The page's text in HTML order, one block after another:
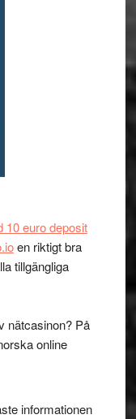
10 euro deposit
en riktigt bra
tillgängliga
nätcasinon? På
online
informationen